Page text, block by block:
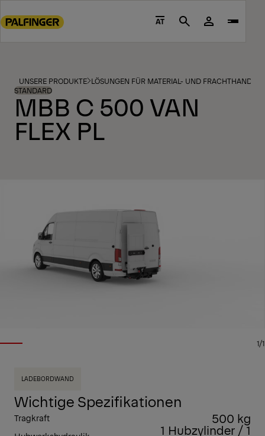
to
footer
content
AT Search
UNSERE PRODUKTE LÖSUNGEN FÜR MATERIAL- UND
STANDARD
MBB C 500 VAN
FLEX PL
1/1
LADEBORDWAND
Wichtige Spezifikationen
Tragkraft 500 kg
1 Hubzylinder / 1